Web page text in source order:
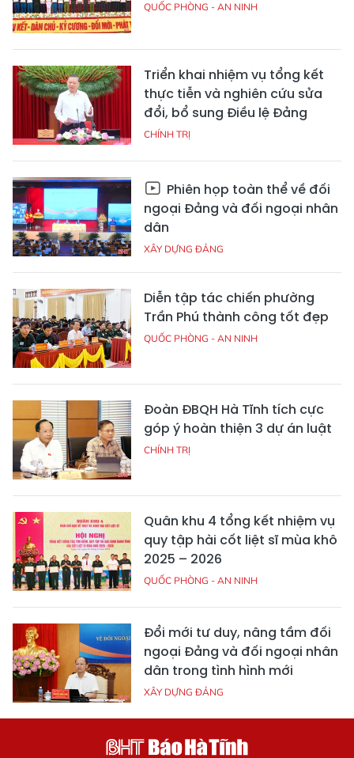
QUỐC PHÒNG - AN NINH
Triển khai nhiệm vụ tổng kết
thực tiễn và nghiên cứu sửa
đổi, bổ sung Điều lệ Đảng
CHÍNH TRỊ
Phiên họp toàn thể về đối
ngoại Đảng và đối ngoại nhân
dân
XÂY DỰNG ĐẢNG
Diễn tập tác chiến phường
Trần Phú thành công tốt đẹp
QUỐC PHÒNG - AN NINH
Đoàn ĐBQH Hà Tĩnh tích cực
góp ý hoàn thiện 3 dự án luật
CHÍNH TRỊ
Quân khu 4 tổng kết nhiệm vụ
quy tập hài cốt liệt sĩ mùa khô
2025 – 2026
QUỐC PHÒNG - AN NINH
Đổi mới tư duy, nâng tầm đối
ngoại Đảng và đối ngoại nhân
dân trong tình hình mới
XÂY DỰNG ĐẢNG